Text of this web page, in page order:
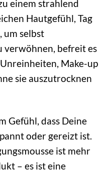
einem strahlend
Hautgefühl, Tag
um selbst
verwöhnen, befreit es
Make-up
sie auszutrocknen
Gefühl, dass Deine
oder gereizt ist.
ist mehr
– es ist eine